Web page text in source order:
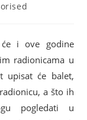
i ove godine
radionicama u
upisat će balet,
a što ih
pogledati u